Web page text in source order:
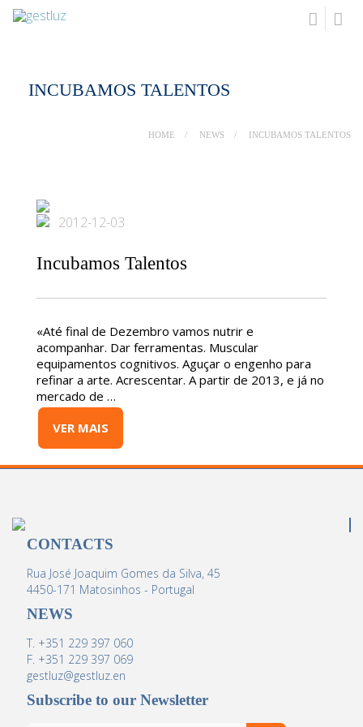
INCUBAMOS TALENTOS
HOME NEWS INCUBAMOS TALENTOS
2012-12-03
Incubamos Talentos
«Até final de Dezembro vamos nutrir e
acompanhar. Dar ferramentas. Muscular
equipamentos cognitivos. Aguçar o engenho para
refinar a arte. Acrescentar. A partir de 2013, e já no
mercado de …
VER MAIS
CONTACTS
Rua José Joaquim Gomes da Silva, 45
4450-171 Matosinhos - Portugal
NEWS
T. +351 229 397 060
F. +351 229 397 069
gestluz@gestluz.en
Subscribe to our Newsletter